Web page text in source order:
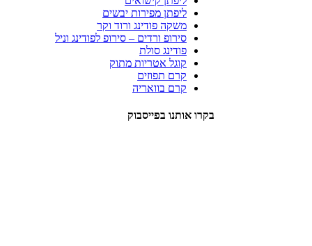
ליפתן מפירות יבשים
משקה פודינג ורוד וקר
סירופ ורדים – סירופ לפודינג וניל
פודינג סולת
קוגל אטריות מתוק
קרם תפוזים
קרם בוואריה
בקרו אותנו בפייסבוק